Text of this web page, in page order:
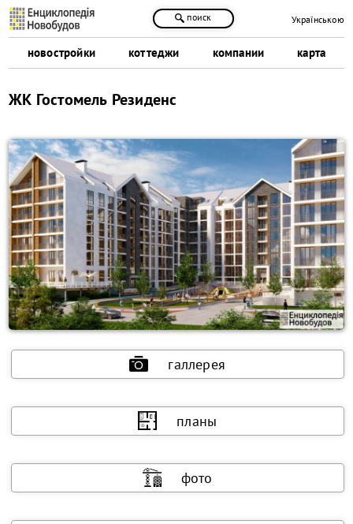
новостройки коттеджи компании карта
поиск Українською
ЖК Гостомель Резиденс
галлерея
планы
фото